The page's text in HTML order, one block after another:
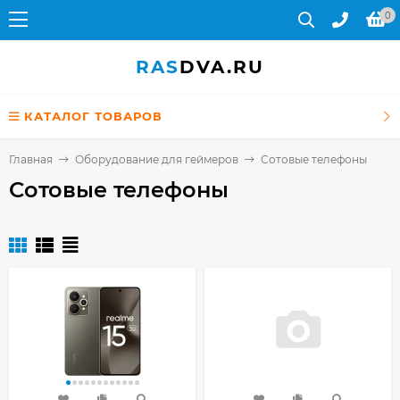
0
RASDVA.RU
КАТАЛОГ ТОВАРОВ
Главная Оборудование для геймеров Сотовые телефоны
Сотовые телефоны